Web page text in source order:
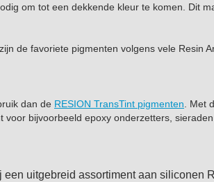
om tot een dekkende kleur te komen. Dit
de favoriete pigmenten volgens vele Resin
dan de RESION TransTint pigmenten . Met
bijvoorbeeld epoxy onderzetters,
uitgebreid assortiment aan siliconen